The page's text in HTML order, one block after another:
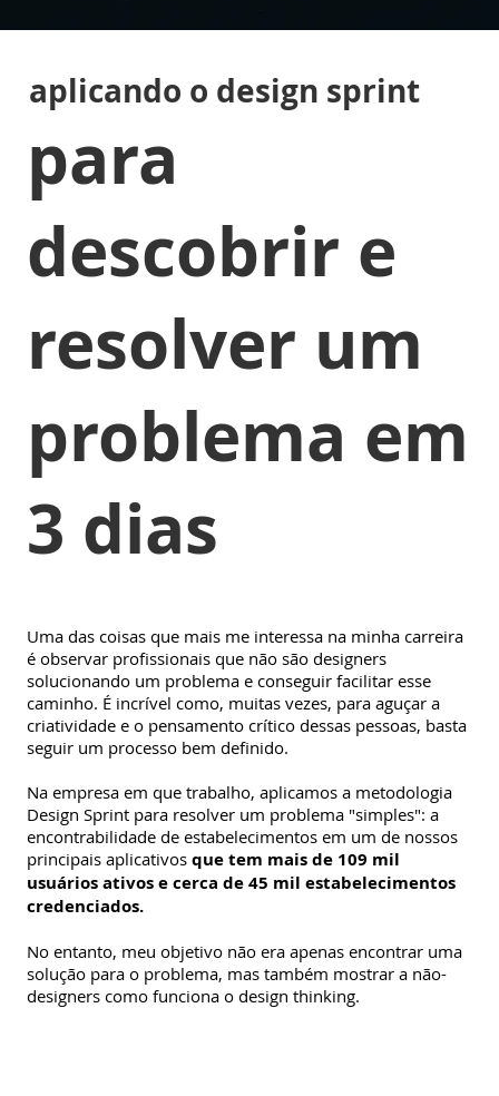
aplicando o design sprint
para
descobrir e
resolver um
problema em
3 dias
Uma das coisas que mais me interessa na minha carreira
é observar profissionais que não são designers
solucionando um problema e conseguir facilitar esse
caminho. É incrível como, muitas vezes, para aguçar a
criatividade e o pensamento crítico dessas pessoas, basta
seguir um processo bem definido.
Na empresa em que trabalho, aplicamos a metodologia
Design Sprint para resolver um problema "simples": a
encontrabilidade de estabelecimentos em um de nossos
principais aplicativos que tem mais de 109 mil
usuários ativos e cerca de 45 mil estabelecimentos
credenciados.
No entanto, meu objetivo não era apenas encontrar uma
solução para o problema, mas também mostrar a não-
designers como funciona o design thinking.